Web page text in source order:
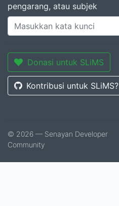
pengarang, atau subjek
Donasi untuk SLiMS
Kontribusi untuk SLiMS?
© 2026 — Senayan Developer
Community